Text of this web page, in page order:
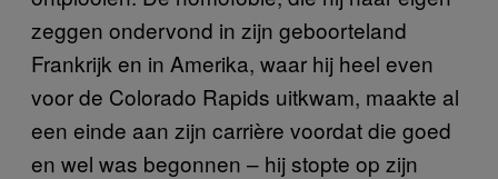
zeggen ondervond in zijn geboorteland
Frankrijk en in Amerika, waar hij heel even
voor de Colorado Rapids uitkwam, maakte al
een einde aan zijn carrière voordat die goed
en wel was begonnen – hij stopte op zijn